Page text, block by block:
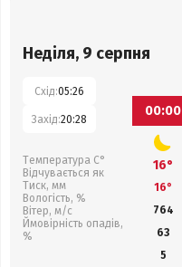
Неділя, 9 серпня
Схід:05:26
Захід:20:28
Температура С°
Відчувається як
Тиск, мм
Вологість, %
Вітер, м/с
Ймовірність опадів,
%
00:00
16°
16°
764
63
5